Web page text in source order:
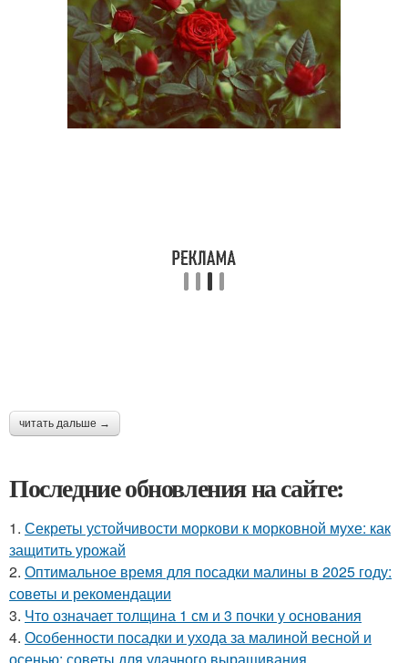
читать дальше →
Последние обновления на сайте:
1. Секреты устойчивости моркови к морковной мухе: как
защитить урожай
2. Оптимальное время для посадки малины в 2025 году:
советы и рекомендации
3. Что означает толщина 1 см и 3 почки у основания
4. Особенности посадки и ухода за малиной весной и
осенью: советы для удачного выращивания